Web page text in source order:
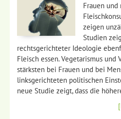
Frauen
zeigen
Studien
rechtsgerichteter Ideologie
Fleisch essen. Vegetarismus und
stärksten bei Frauen und bei
linksgerichteten politischen
neue Studie zeigt, dass die